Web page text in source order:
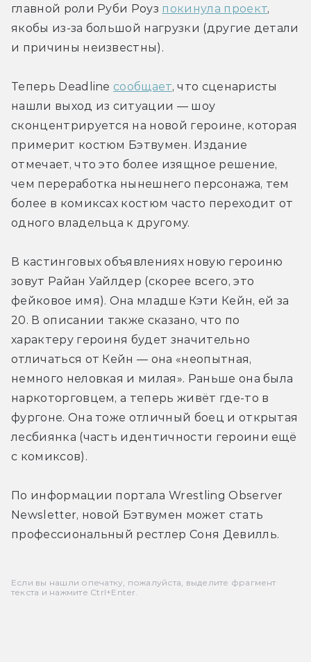
главной роли Руби Роуз покинула проект,
якобы из-за большой нагрузки (другие детали
и причины неизвестны).
Теперь Deadline сообщает, что сценаристы
нашли выход из ситуации — шоу
сконцентрируется на новой героине, которая
примерит костюм Бэтвумен. Издание
отмечает, что это более изящное решение,
чем переработка нынешнего персонажа, тем
более в комиксах костюм часто переходит от
одного владельца к другому.
В кастинговых объявлениях новую героиню
зовут Райан Уайлдер (скорее всего, это
фейковое имя). Она младше Кэти Кейн, ей за
20. В описании также сказано, что по
характеру героиня будет значительно
отличаться от Кейн — она «неопытная,
немного неловкая и милая». Раньше она была
наркоторговцем, а теперь живёт где-то в
фургоне. Она тоже отличный боец и открытая
лесбиянка (часть идентичности героини ещё
с комиксов).
По информации портала Wrestling Observer
Newsletter, новой Бэтвумен может стать
профессиональный рестлер Соня Девилль.
Если вы нашли опечатку, пожалуйста, выделите фрагмент
текста и нажмите Ctrl+Enter.